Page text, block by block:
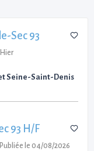
Sec 93
Hier
Seine-Saint-Denis
93 H/F
Publiée le 04/08/2026